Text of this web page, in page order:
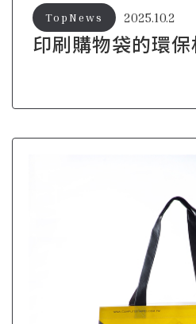
印刷購物袋的環保
2025.10.2
TopNews